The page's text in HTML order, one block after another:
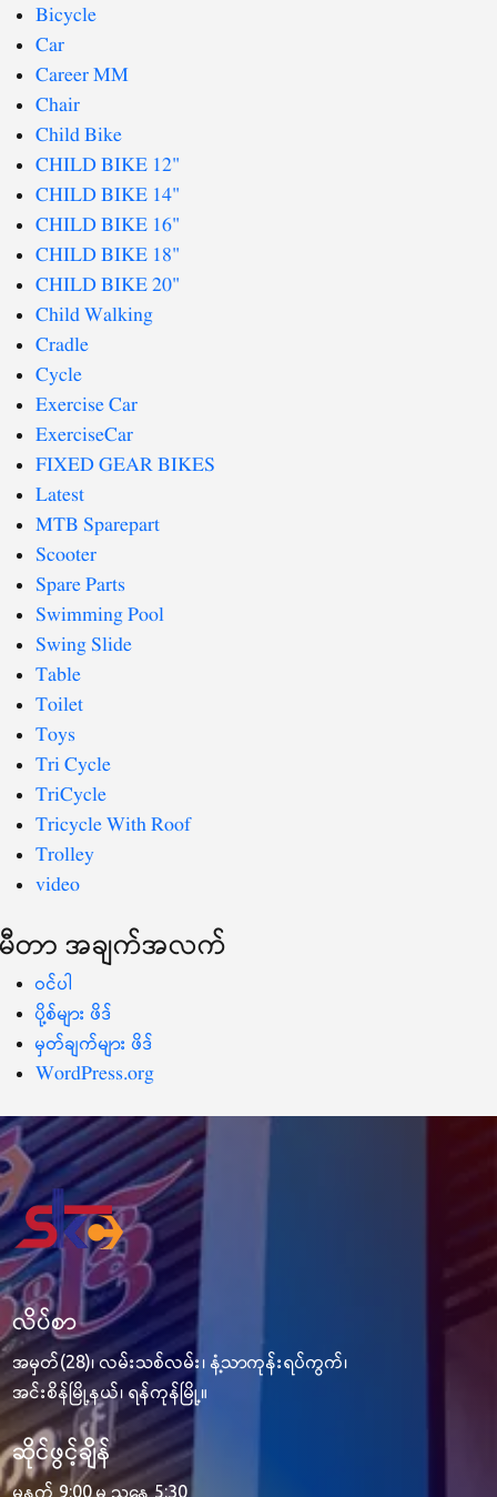
Bicycle
Car
Career MM
Chair
Child Bike
CHILD BIKE 12"
CHILD BIKE 14"
CHILD BIKE 16"
CHILD BIKE 18"
CHILD BIKE 20"
Child Walking
Cradle
Cycle
Exercise Car
ExerciseCar
FIXED GEAR BIKES
Latest
MTB Sparepart
Scooter
Spare Parts
Swimming Pool
Swing Slide
Table
Toilet
Toys
Tri Cycle
TriCycle
Tricycle With Roof
Trolley
video
မီတာ အချက်အလက်
ဝင်ပါ
ပို့စ်များ ဖိဒ်
မှတ်ချက်များ ဖိဒ်
WordPress.org
လိပ်စာ
အမှတ်(28)၊ လမ်းသစ်လမ်း၊ နံ့သာကုန်းရပ်ကွက်၊
အင်းစိန်မြို့နယ်၊ ရန်ကုန်မြို့။
ဆိုင်ဖွင့်ချိန်
မနက် 9:00 မှ ညနေ 5:30